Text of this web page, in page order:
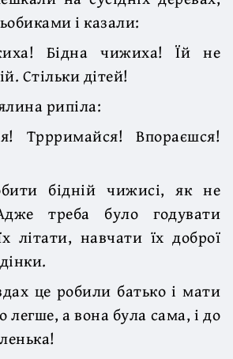
і казали:
Бідна чижиха! Їй не
Стільки дітей!
рипіла:
Тррримайся! Впораєшся!
бідній чижисі, як не
треба було годувати
літати, навчати їх доброї
це робили батько і мати
легше, а вона була сама, і до